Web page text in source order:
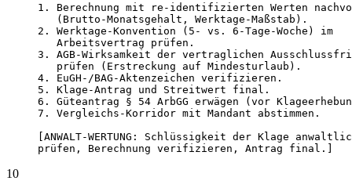
1. Berechnung mit re-identifizierten Werten
   (Brutto-Monatsgehalt, Werktage-Maßstab).
2. Werktage-Konvention (5- vs. 6-Tage-Woche) im
   Arbeitsvertrag prüfen.
3. AGB-Wirksamkeit der vertraglichen
   prüfen (Erstreckung auf Mindesturlaub).
4. EuGH-/BAG-Aktenzeichen verifizieren.
5. Klage-Antrag und Streitwert final.
6. Güteantrag § 54 ArbGG erwägen (vor
7. Vergleichs-Korridor mit Mandant abstimmen.
[ANWALT-WERTUNG: Schlüssigkeit der Klage
prüfen, Berechnung verifizieren, Antrag final.]
10